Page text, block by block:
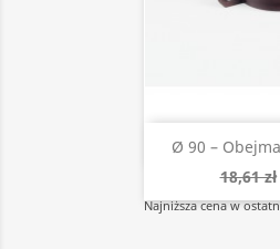
Ø 90 –
18,61 zł
Najniższa cena w
